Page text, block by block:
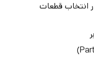
انتخاب قطعات